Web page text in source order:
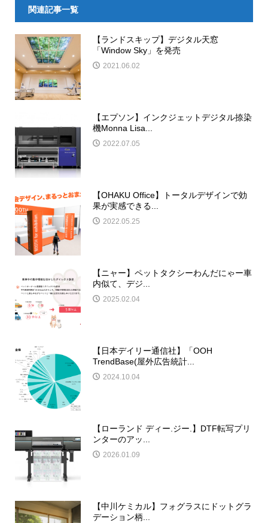
関連記事一覧
【ランドスキップ】デジタル天窓
「Window Sky」を発売
2021.06.02
【エプソン】インクジェットデジタル捺染
機Monna Lisa...
2022.07.05
【OHAKU Office】トータルデザインで効
果が実感できる...
2022.05.25
【ニャー】ペットタクシーわんだにゃー車
内似て、デジ...
2025.02.04
【日本デイリー通信社】「OOH
TrendBase(屋外広告統計...
2024.10.04
【ローランド ディー.ジー.】DTF転写プリ
ンターのアッ...
2026.01.09
【中川ケミカル】フォグラスにドットグラ
デーション柄...